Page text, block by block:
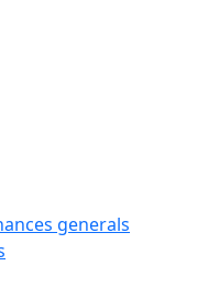
generals